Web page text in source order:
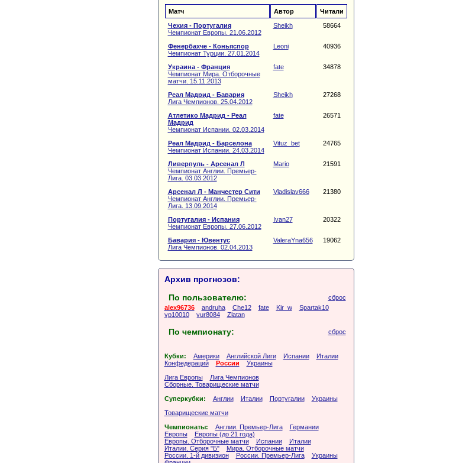
Матч Автор
Читали
Чехия - Португалия
Чемпионат Европы. 21.06.2012
Sheikh 58664
Фенербахче - Коньяспор
Чемпионат Турции. 27.01.2014
Leoni 40936
Украина - Франция
Чемпионат Мира. Отборочные
матчи. 15.11.2013
fate 34878
Реал Мадрид - Бавария
Лига Чемпионов. 25.04.2012
Sheikh 27268
Атлетико Мадрид - Реал
Мадрид
Чемпионат Испании. 02.03.2014
fate 26571
Реал Мадрид - Барселона
Чемпионат Испании. 24.03.2014
Vituz_bet 24765
Ливерпуль - Арсенал Л
Чемпионат Англии. Премьер-
Лига. 03.03.2012
Mario 21591
Арсенал Л - Манчестер Сити
Чемпионат Англии. Премьер-
Лига. 13.09.2014
Vladislav666 21380
Португалия - Испания
Чемпионат Европы. 27.06.2012
Ivan27 20322
Бавария - Ювентус
Лига Чемпионов. 02.04.2013
ValeraYna656 19062
Архив прогнозов:
По пользователю:
сброс
alex96736
andruha Che12 fate Kir_w
Spartak10
vp10010
yur8084 Zlatan
По чемпионату: сброс
Кубки: Америки Английской Лиги Испании
Италии
Конфедераций
России
Украины
Лига Европы
Лига Чемпионов
Сборные. Товарищеские матчи
Суперкубки:
Англии Италии Португалии
Украины
Товарищеские матчи
Чемпионаты:
Англии. Премьер-Лига
Германии
Европы
Европы (до 21 года)
Европы. Отборочные матчи
Испании
Италии
Италии. Серия "Б"
Мира. Отборочные матчи
России. 1-й дивизион
России. Премьер-Лига
Украины